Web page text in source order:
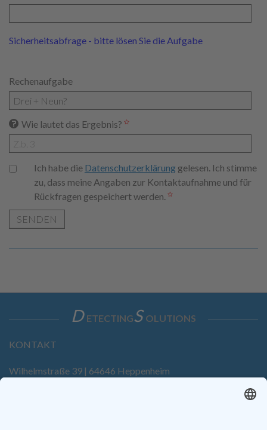
Sicherheitsabfrage - bitte lösen Sie die Aufgabe
Rechenaufgabe
Wie lautet das Ergebnis?
Ich habe die Datenschutzerklärunggelesen. Ich stimme
zu, dass meine Angaben zur Kontaktaufnahme und für
Rückfragen gespeichert werden.
SENDEN
D ETECTINGS OLUTIONS
KONTAKT
Wilhelmstraße 39 | 64646 Heppenheim